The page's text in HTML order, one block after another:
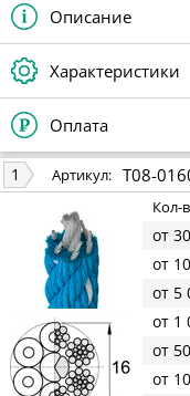
Описание
Характеристики
Оплата
1 Артикул: T08-
Кол-
от
от
от 5
от 1
от
от